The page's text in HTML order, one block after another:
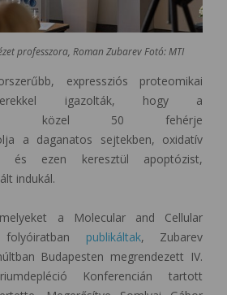
professzora, Roman Zubarev Fotó: MTI
expressziós proteomikai
igazolták, hogy a
közel 50 fehérje
a daganatos sejtekben, oxidatív
és ezen keresztül apoptózist,
indukál.
a Molecular and Cellular
publikáltak, Zubarev
Budapesten megrendezett IV.
Konferencián tartott